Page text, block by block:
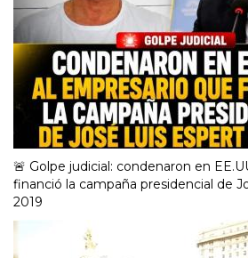
🚨 Golpe judicial: condenaron en
financió la campaña presidencial de
2019